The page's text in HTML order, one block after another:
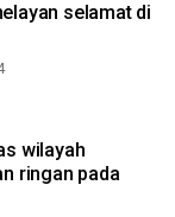
selamat di
wilayah
ringan pada